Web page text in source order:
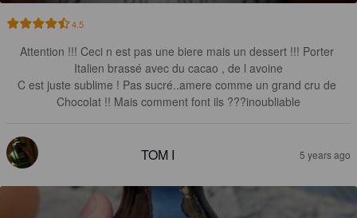
4.5
Attention !!! Ceci n est pas une biere mais un dessert !!! Porter
Italien brassé avec du cacao , de l avoine
C est juste sublime ! Pas sucré..amere comme un grand cru de
Chocolat !! Mais comment font ils ???inoubliable
TOM I 5 years ago